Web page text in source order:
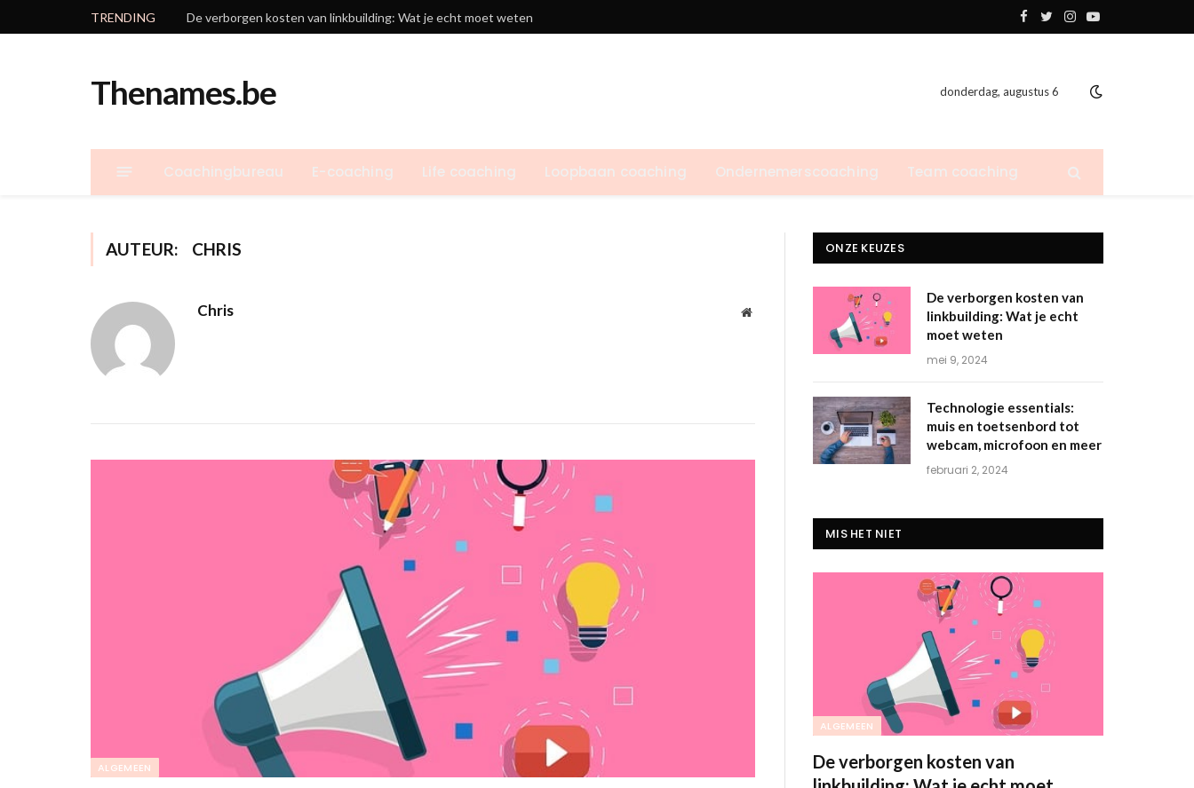
TRENDING De verborgen kosten van linkbuilding: Wat je echt moet weten
Facebook
TwitterInstagram
YouTube
Thenames.be donderdag, augustus 6
Coachingbureau E-coaching Life coaching Loopbaan coaching Ondernemerscoaching Team coaching
AUTEUR: CHRIS
Chris Website
ALGEMEEN
ONZE KEUZES
De verborgen kosten van
linkbuilding: Wat je echt
moet weten
mei 9, 2024
Technologie essentials:
muis en toetsenbord tot
webcam, microfoon en meer
februari 2, 2024
MIS HET NIET
ALGEMEEN
De verborgen kosten van